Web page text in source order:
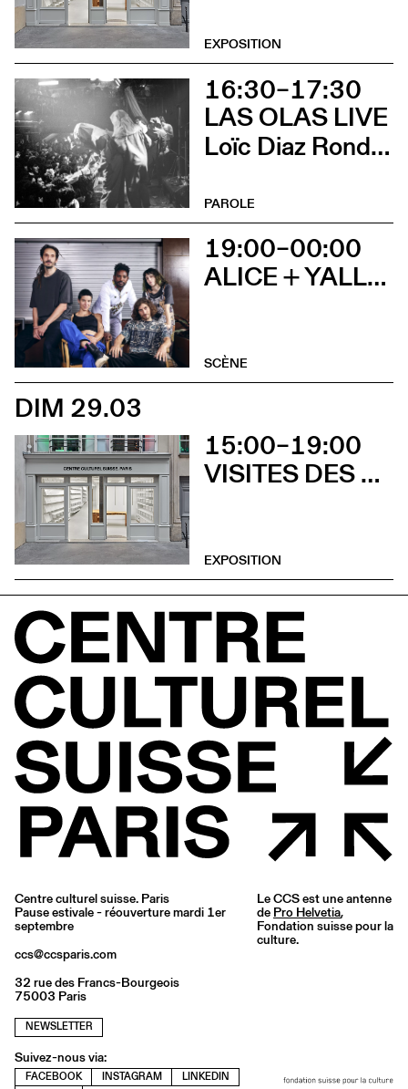
EXPOSITION
16:30–17:30
LAS OLAS LIVE
Loïc Diaz Ronda et Irene Bailo Carramiñana
PAROLE
19:00–00:00
ALICE + YALLA MIKU + DJ SET
SCÈNE
DIM 29.03
15:00–19:00
VISITES DES EXPOSITIONS ET DÉCOUVERTE DU BÂTIMENT
EXPOSITION
Centre culturel suisse. Paris
Pause estivale - réouverture mardi 1er
septembre
ccs@ccsparis.com
32 rue des Francs-Bourgeois
75003 Paris
NEWSLETTER
Suivez-nous via:
FACEBOOK INSTAGRAM
LINKEDIN
Le CCS est une antenne
de Pro Helvetia,
Fondation suisse pour la
culture.